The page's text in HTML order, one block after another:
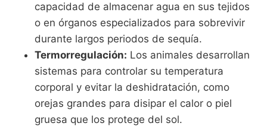
capacidad de almacenar agua en sus tejidos
o en órganos especializados para sobrevivir
durante largos periodos de sequía.
Termorregulación: Los animales desarrollan
sistemas para controlar su temperatura
corporal y evitar la deshidratación, como
orejas grandes para disipar el calor o piel
gruesa que los protege del sol.